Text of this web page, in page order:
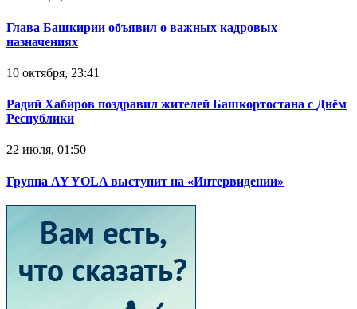
Глава Башкирии объявил о важных кадровых
назначениях
10 октября, 23:41
Радий Хабиров поздравил жителей Башкортостана с Днём
Республики
22 июля, 01:50
Группа AY YOLA выступит на «Интервидении»